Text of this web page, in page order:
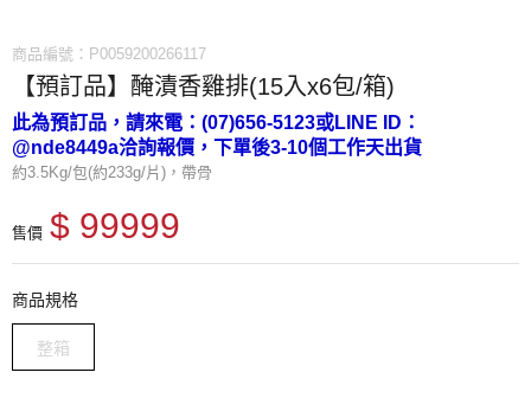
商品編號：P0059200266117
【預訂品】醃漬香雞排(15入x6包/箱)
此為預訂品，請來電：(07)656-5123或LINE ID：
@nde8449a洽詢報價，下單後3-10個工作天出貨
約3.5Kg/包(約233g/片)，帶骨
售價 $ 99999
商品規格
整箱